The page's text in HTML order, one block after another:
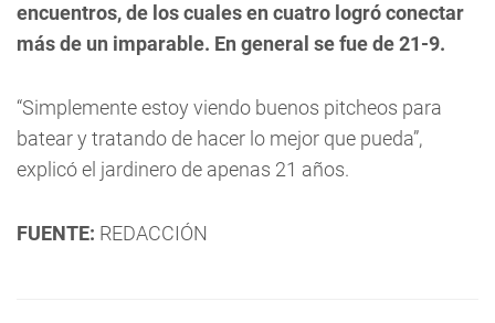
encuentros, de los cuales en cuatro logró conectar
más de un imparable. En general se fue de 21-9.
“Simplemente estoy viendo buenos pitcheos para
batear y tratando de hacer lo mejor que pueda”,
explicó el jardinero de apenas 21 años.
FUENTE: REDACCIÓN